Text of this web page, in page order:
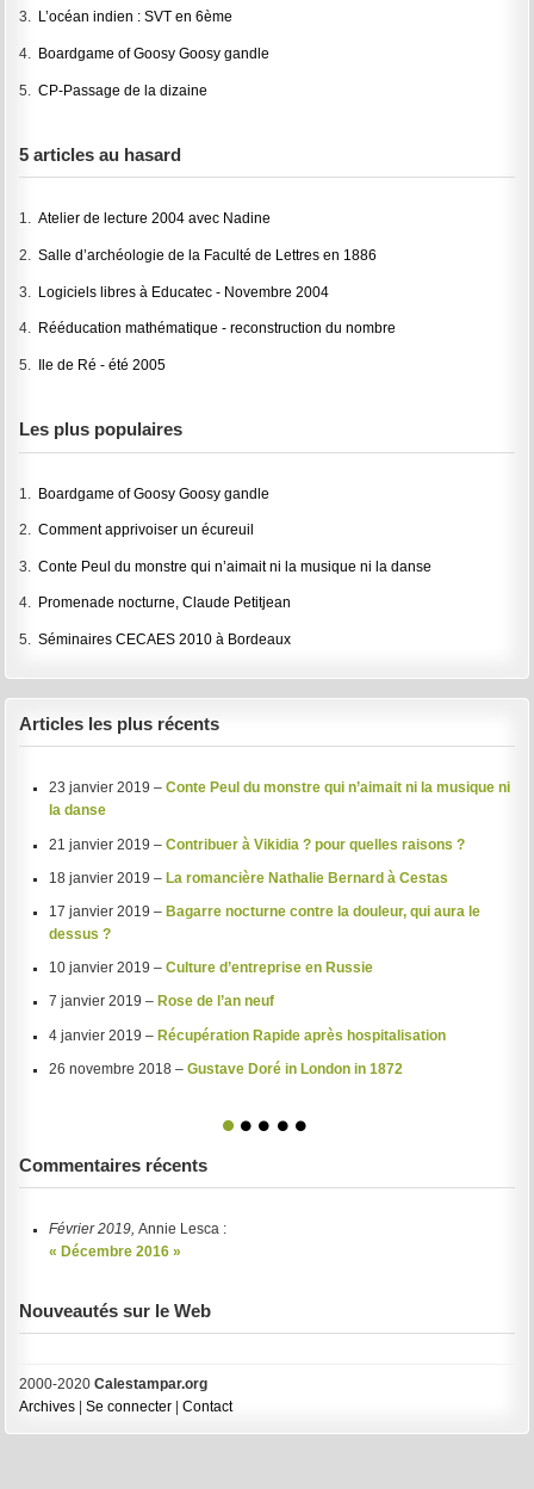
3. L’océan indien : SVT en 6ème
4. Boardgame of Goosy Goosy gandle
5.CP-Passage de la dizaine
5 articles au hasard
1.Atelier de lecture 2004 avec Nadine
2.Salle d’archéologie de la Faculté de Lettres en 1886
3. Logiciels libres à Educatec - Novembre 2004
4. Rééducation mathématique - reconstruction du nombre
5. Ile de Ré - été 2005
Les plus populaires
1. Boardgame of Goosy Goosy gandle
2.Comment apprivoiser un écureuil
3.Conte Peul du monstre qui n’aimait ni la musique ni la danse
4. Promenade nocturne, Claude Petitjean
5.Séminaires CECAES 2010 à Bordeaux
Articles les plus récents
23 janvier 2019 – Conte Peul du monstre qui n’aimait ni la musique ni
la danse
21 janvier 2019 – Contribuer à Vikidia ? pour quelles raisons ?
18 janvier 2019 – La romancière Nathalie Bernard à Cestas
17 janvier 2019 – Bagarre nocturne contre la douleur, qui aura le
dessus ?
10 janvier 2019 – Culture d’entreprise en Russie
7 janvier 2019 – Rose de l’an neuf
4 janvier 2019 – Récupération Rapide après hospitalisation
26 novembre 2018 – Gustave Doré in London in 1872
1 2 3 4 5
Commentaires récents
Février 2019, Annie Lesca :
« Décembre 2016 »
Nouveautés sur le Web
2000-2020Calestampar.org
Archives |Se connecter |Contact